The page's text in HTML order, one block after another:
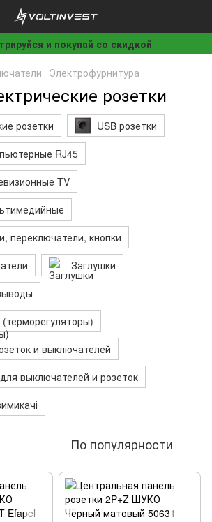
и покупай со скидкой
Электрофурнитура
розетки
розетки
USB розетки
RJ45
TV
переключатели, кнопки
Заглушки
и выключателей
выключателей и розеток
По популярности